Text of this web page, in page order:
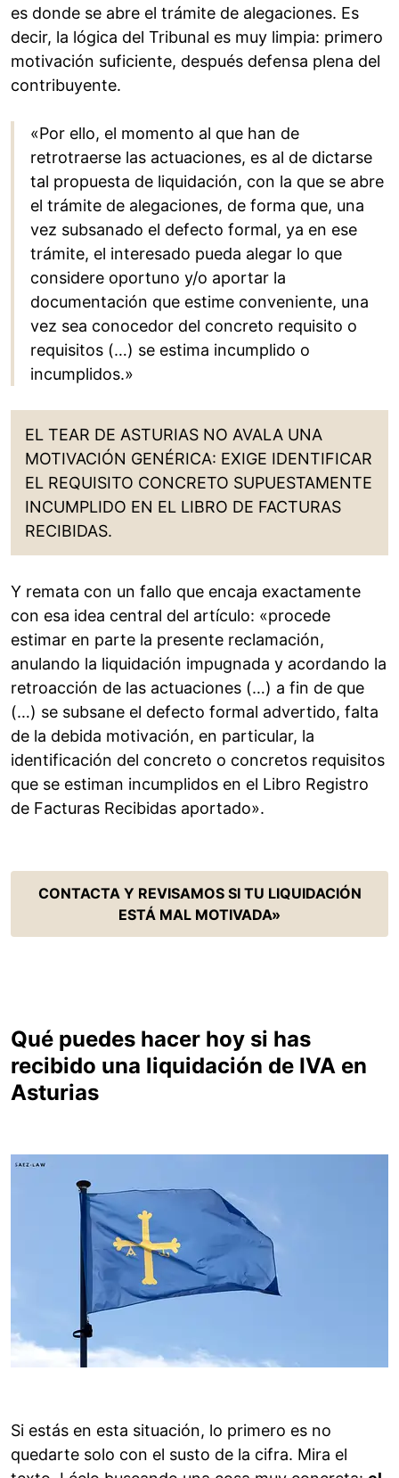
es donde se abre el trámite de alegaciones. Es
decir, la lógica del Tribunal es muy limpia: primero
motivación suficiente, después defensa plena del
contribuyente.
«Por ello, el momento al que han de
retrotraerse las actuaciones, es al de dictarse
tal propuesta de liquidación, con la que se abre
el trámite de alegaciones, de forma que, una
vez subsanado el defecto formal, ya en ese
trámite, el interesado pueda alegar lo que
considere oportuno y/o aportar la
documentación que estime conveniente, una
vez sea conocedor del concreto requisito o
requisitos (…) se estima incumplido o
incumplidos.»
EL TEAR DE ASTURIAS NO AVALA UNA
MOTIVACIÓN GENÉRICA: EXIGE IDENTIFICAR
EL REQUISITO CONCRETO SUPUESTAMENTE
INCUMPLIDO EN EL LIBRO DE FACTURAS
RECIBIDAS.
Y remata con un fallo que encaja exactamente
con esa idea central del artículo: «procede
estimar en parte la presente reclamación,
anulando la liquidación impugnada y acordando la
retroacción de las actuaciones (…) a fin de que
(…) se subsane el defecto formal advertido, falta
de la debida motivación, en particular, la
identificación del concreto o concretos requisitos
que se estiman incumplidos en el Libro Registro
de Facturas Recibidas aportado».
CONTACTA Y REVISAMOS SI TU LIQUIDACIÓN
ESTÁ MAL MOTIVADA»
Qué puedes hacer hoy si has
recibido una liquidación de IVA en
Asturias
Si estás en esta situación, lo primero es no
quedarte solo con el susto de la cifra. Mira el